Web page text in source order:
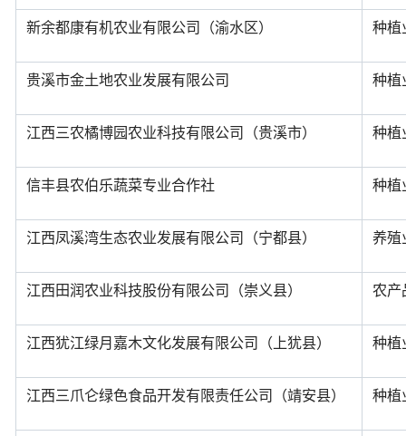
新余都康有机农业有限公司（渝水区） 种植
贵溪市金土地农业发展有限公司 种植
江西三农橘博园农业科技有限公司（贵溪市） 种植
信丰县农伯乐蔬菜专业合作社 种植
江西凤溪湾生态农业发展有限公司（宁都县） 养殖
江西田润农业科技股份有限公司（崇义县） 农产
江西犹江绿月嘉木文化发展有限公司（上犹县） 种植
江西三爪仑绿色食品开发有限责任公司（靖安县） 种植